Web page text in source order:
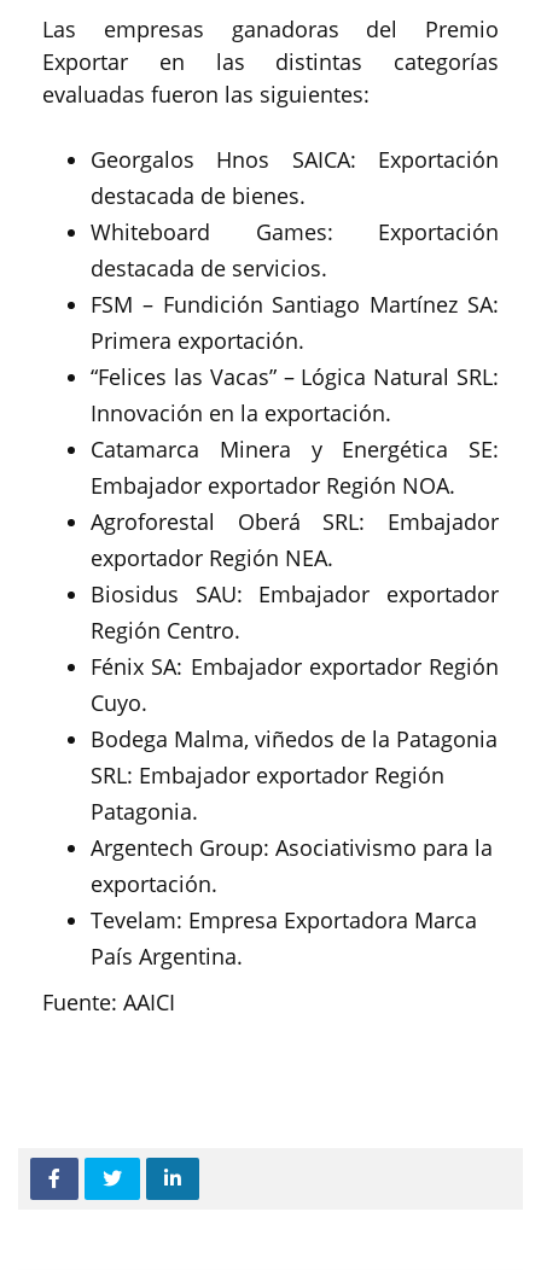
Las empresas ganadoras del Premio
Exportar en las distintas categorías
evaluadas fueron las siguientes:
Georgalos Hnos SAICA: Exportación
destacada de bienes.
Whiteboard Games: Exportación
destacada de servicios.
FSM – Fundición Santiago Martínez SA:
Primera exportación.
“Felices las Vacas” – Lógica Natural SRL:
Innovación en la exportación.
Catamarca Minera y Energética SE:
Embajador exportador Región NOA.
Agroforestal Oberá SRL: Embajador
exportador Región NEA.
Biosidus SAU: Embajador exportador
Región Centro.
Fénix SA: Embajador exportador Región
Cuyo.
Bodega Malma, viñedos de la Patagonia
SRL: Embajador exportador Región
Patagonia.
Argentech Group: Asociativismo para la
exportación.
Tevelam: Empresa Exportadora Marca
País Argentina.
Fuente: AAICI